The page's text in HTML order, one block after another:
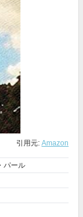
引用元: Amazon
パール